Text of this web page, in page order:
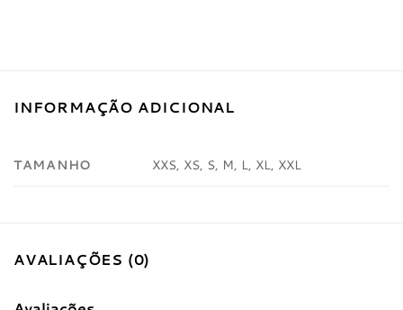
INFORMAÇÃO ADICIONAL
TAMANHO XXS, XS, S, M, L, XL, XXL
AVALIAÇÕES (0)